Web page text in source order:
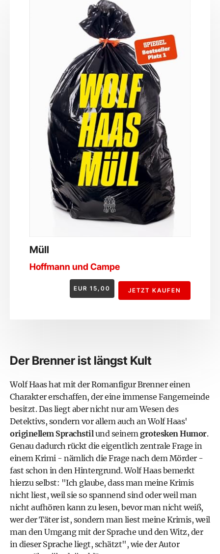
Müll
Hoffmann und Campe
EUR 15,00 JETZT KAUFEN
Der Brenner ist längst Kult
Wolf Haas hat mit der Romanfigur Brenner einen
Charakter erschaffen, der eine immense Fangemeinde
besitzt. Das liegt aber nicht nur am Wesen des
Detektivs, sondern vor allem auch an Wolf Haas'
originellem Sprachstilund seinemgrotesken Humor.
Genau dadurch rückt die eigentlich zentrale Frage in
einem Krimi - nämlich die Frage nach dem Mörder -
fast schon in den Hintergrund. Wolf Haas bemerkt
hierzu selbst: "Ich glaube, dass man meine Krimis
nicht liest, weil sie so spannend sind oder weil man
nicht aufhören kann zu lesen, bevor man nicht weiß,
wer der Täter ist, sondern man liest meine Krimis, weil
man den Umgang mit der Sprache und den Witz, der
in dieser Sprache liegt, schätzt", wie der Autor